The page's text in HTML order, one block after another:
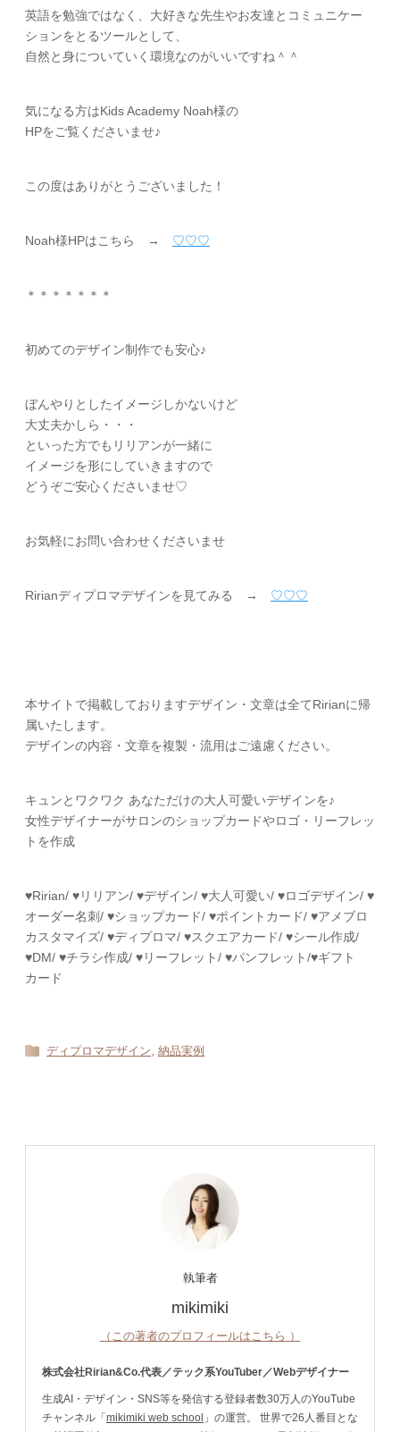
英語を勉強ではなく、大好きな先生やお友達とコミュニケー
ションをとるツールとして、
自然と身についていく環境なのがいいですね＾＾
気になる方はKids Academy Noah様の
HPをご覧くださいませ♪
この度はありがとうございました！
Noah様HPはこちら → ♡♡♡
＊＊＊＊＊＊＊
初めてのデザイン制作でも安心♪
ぼんやりとしたイメージしかないけど
大丈夫かしら・・・
といった方でもリリアンが一緒に
イメージを形にしていきますので
どうぞご安心くださいませ♡
お気軽にお問い合わせくださいませ
Ririanディプロマデザインを見てみる → ♡♡♡
本サイトで掲載しておりますデザイン・文章は全てRirianに帰
属いたします。
デザインの内容・文章を複製・流用はご遠慮ください。
キュンとワクワク あなただけの大人可愛いデザインを♪
女性デザイナーがサロンのショップカードやロゴ・リーフレッ
トを作成
♥︎Ririan/ ♥︎リリアン/ ♥︎デザイン/ ♥︎大人可愛い/ ♥︎ロゴデザイン/ ♥︎
オーダー名刺/ ♥︎ショップカード/ ♥︎ポイントカード/ ♥︎アメブロ
カスタマイズ/ ♥︎ディプロマ/ ♥︎スクエアカード/ ♥︎シール作成/
♥︎DM/ ♥︎チラシ作成/ ♥︎リーフレット/ ♥︎パンフレット/♥︎ギフト
カード
ディプロマデザイン 納品実例
執筆者
mikimiki
（この著者のプロフィールはこちら ）
株式会社Ririan&Co.代表／テック系YouTuber／Webデザイナー
生成AI・デザイン・SNS等を発信する登録者数30万人のYouTube
チャンネル「mikimiki web school 」の運営。 世界で26人番目とな